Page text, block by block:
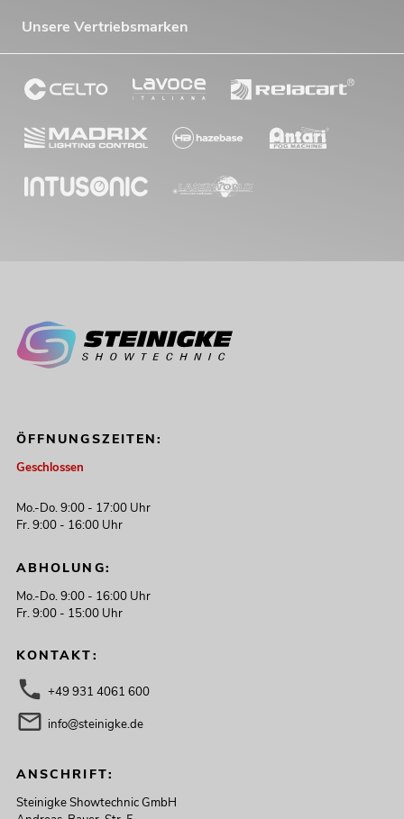
Unsere Vertriebsmarken
ÖFFNUNGSZEITEN:
Geschlossen
Mo.-Do. 9:00 - 17:00 Uhr
Fr. 9:00 - 16:00 Uhr
ABHOLUNG:
Mo.-Do. 9:00 - 16:00 Uhr
Fr. 9:00 - 15:00 Uhr
KONTAKT:
+49 931 4061 600
info@steinigke.de
ANSCHRIFT:
Steinigke Showtechnic GmbH